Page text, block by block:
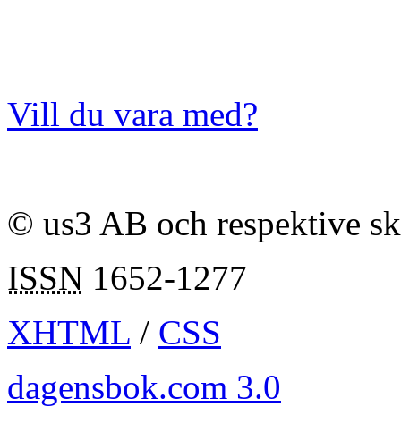
Vill du vara med?
© us3 AB och respektive
ISSN 1652-1277
XHTML / CSS
dagensbok.com 3.0